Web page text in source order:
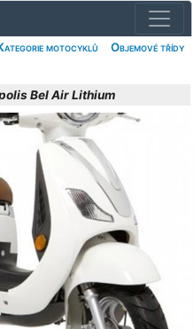
motocyklů
Objemové třídy
Bel Air Lithium